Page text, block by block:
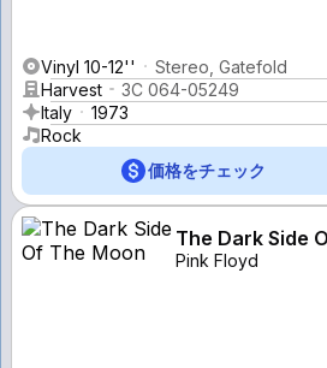
Vinyl 10-12''
Stereo, Gatefold
Harvest
3C 064-05249
Italy
1973
Rock
価格をチェック
The Dark Side
Pink Floyd